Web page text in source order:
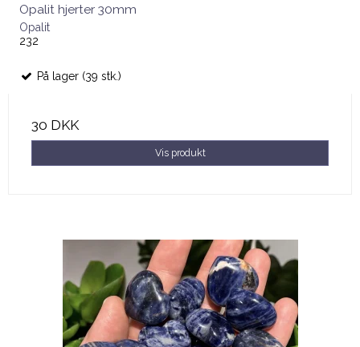
Opalit hjerter 30mm
Opalit
232
På lager (39 stk.)
30 DKK
Vis produkt